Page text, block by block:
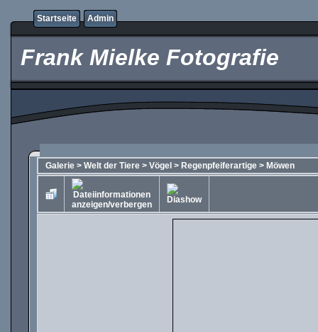
Startseite Admin
Frank Mielke Fotografie
Galerie > Welt der Tiere > Vögel > Regenpfeiferartige > Möwen